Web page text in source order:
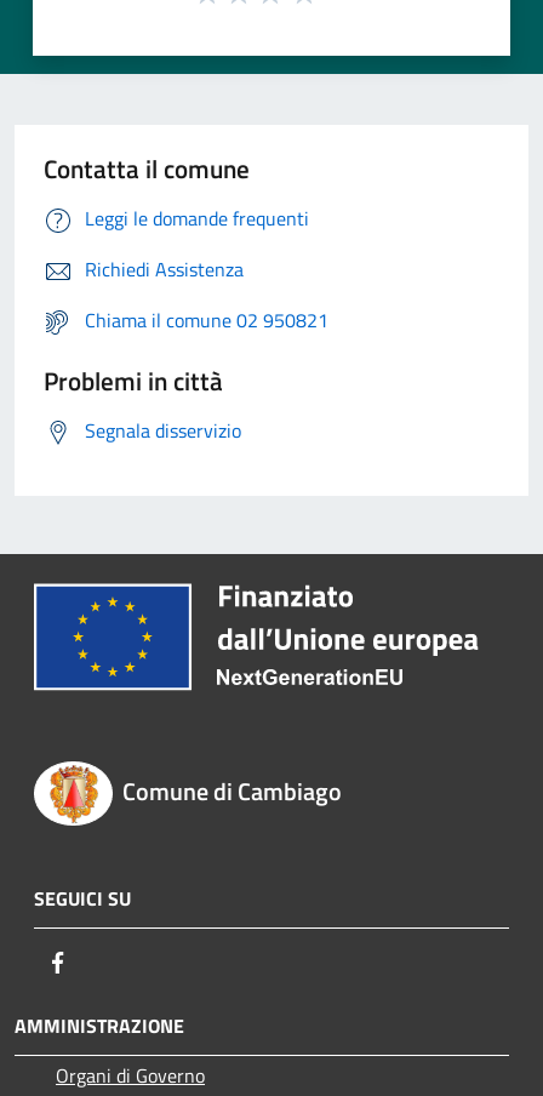
Contatta il comune
Leggi le domande frequenti
Richiedi Assistenza
Chiama il comune 02 950821
Problemi in città
Segnala disservizio
Comune di Cambiago
SEGUICI SU
AMMINISTRAZIONE
Organi di Governo